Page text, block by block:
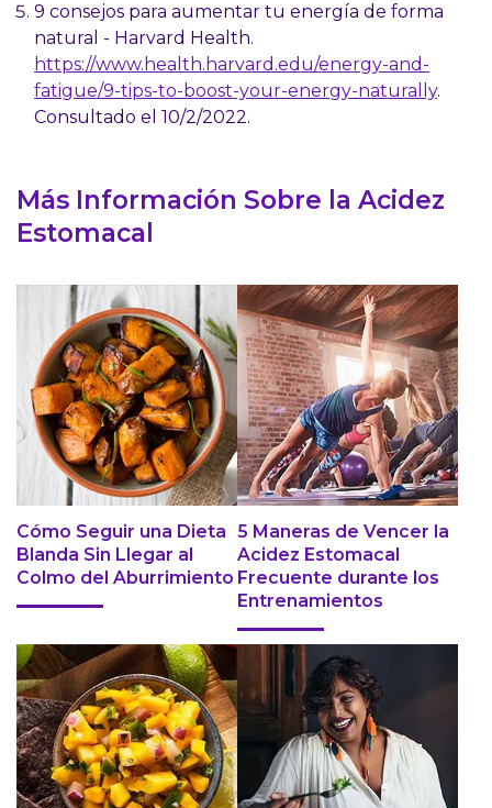
9 consejos para aumentar tu energía de forma
natural - Harvard Health.
https://www.health.harvard.edu/energy-and-
fatigue/9-tips-to-boost-your-energy-naturally.
Consultado el 10/2/2022.
Más Información Sobre la Acidez
Estomacal
Cómo Seguir una Dieta
Blanda Sin Llegar al
Colmo del Aburrimiento
5 Maneras de Vencer la
Acidez Estomacal
Frecuente durante los
Entrenamientos